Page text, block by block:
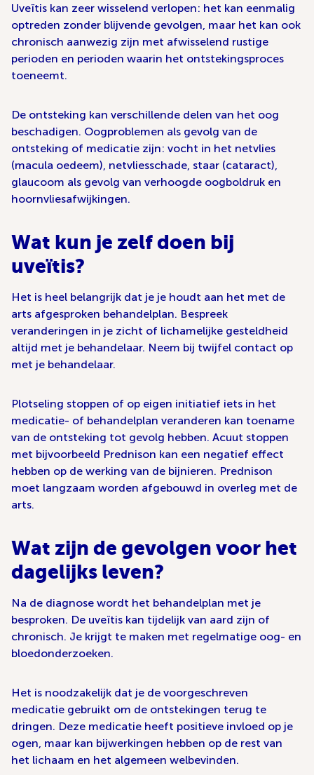
Uveïtis kan zeer wisselend verlopen: het kan eenmalig
optreden zonder blijvende gevolgen, maar het kan ook
chronisch aanwezig zijn met afwisselend rustige
perioden en perioden waarin het ontstekingsproces
toeneemt.
De ontsteking kan verschillende delen van het oog
beschadigen. Oogproblemen als gevolg van de
ontsteking of medicatie zijn: vocht in het netvlies
(macula oedeem), netvliesschade, staar (cataract),
glaucoom als gevolg van verhoogde oogboldruk en
hoornvliesafwijkingen.
Wat kun je zelf doen bij
uveïtis?
Het is heel belangrijk dat je je houdt aan het met de
arts afgesproken behandelplan. Bespreek
veranderingen in je zicht of lichamelijke gesteldheid
altijd met je behandelaar. Neem bij twijfel contact op
met je behandelaar.
Plotseling stoppen of op eigen initiatief iets in het
medicatie- of behandelplan veranderen kan toename
van de ontsteking tot gevolg hebben. Acuut stoppen
met bijvoorbeeld Prednison kan een negatief effect
hebben op de werking van de bijnieren. Prednison
moet langzaam worden afgebouwd in overleg met de
arts.
Wat zijn de gevolgen voor het
dagelijks leven?
Na de diagnose wordt het behandelplan met je
besproken. De uveïtis kan tijdelijk van aard zijn of
chronisch. Je krijgt te maken met regelmatige oog- en
bloedonderzoeken.
Het is noodzakelijk dat je de voorgeschreven
medicatie gebruikt om de ontstekingen terug te
dringen. Deze medicatie heeft positieve invloed op je
ogen, maar kan bijwerkingen hebben op de rest van
het lichaam en het algemeen welbevinden.